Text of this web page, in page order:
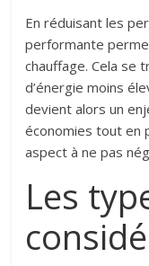
En réduisant les
performante
chauffage. Cela se
d’énergie moins
devient alors un
économies tout en
aspect à ne pas
Les